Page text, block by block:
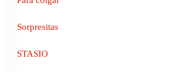
Sorpresitas
STASIO